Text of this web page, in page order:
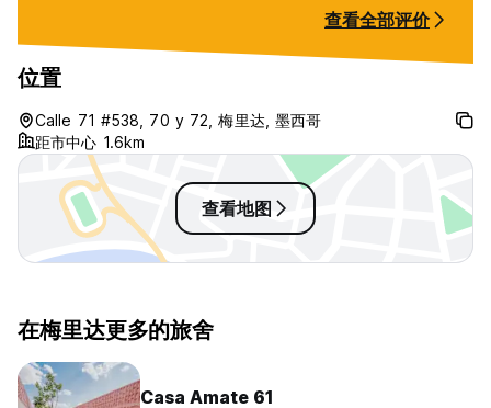
stop. Only bring
should be fine!
查看全部评价
位置
Calle 71 #538, 70 y 72, 梅里达, 墨西哥
距市中心 1.6km
查看地图
在梅里达更多的旅舍
Casa Amate 61